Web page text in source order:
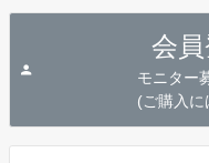
会員
モニター
(ご購入に